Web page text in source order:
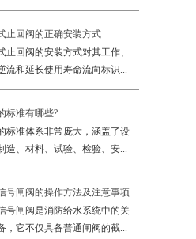
止回阀的正确安装方式
止回阀的安装方式对其工作、
流和延长使用寿命流向标识...
标准有哪些?
标准体系非常庞大，涵盖了设
造、材料、试验、检验、安...
号闸阀的操作方法及注意事项
号闸阀是消防给水系统中的关
，它不仅具备普通闸阀的截...
封软秘封闸阀如何维护保养
封闸阀（如：软密封闸阀、弹
闸阀）以其优异的密封性能...
杆和阀杆螺母能用同一材质吗
阀操作的性和长寿命，避免阀
杆螺母使用相同的材质（尤...
铁闸阀阀体开裂是什么原因造
铁闸阀阀体开裂可能由多种因
导致，以下从材料、设计、...